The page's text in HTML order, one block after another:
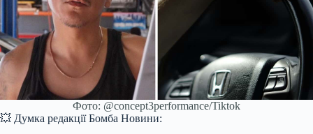
Фото: @concept3performance/Tiktok
💥 Думка редакції Бомба Новини: